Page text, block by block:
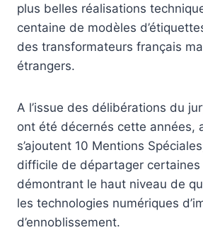
plus belles réalisations
centaine de modèles
des transformateurs français
étrangers.
A l’issue des délibérations du
ont été décernés cette années,
s’ajoutent 10 Mentions
difficile de départager certaines
démontrant le haut niveau de
les technologies numériques
d’ennoblissement.